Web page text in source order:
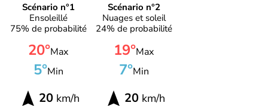
Scénario n°1
Ensoleillé
75% de probabilité
20°Max
5°Min
20km/h
Scénario n°2
Nuages et soleil
24% de probabilité
19°Max
7°Min
20km/h